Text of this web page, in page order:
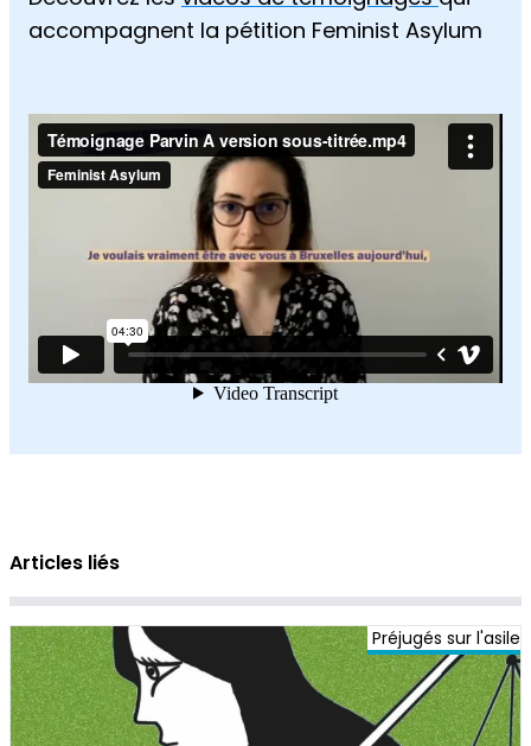
accompagnent la pétition Feminist Asylum
Articles liés
Préjugés sur l'asile